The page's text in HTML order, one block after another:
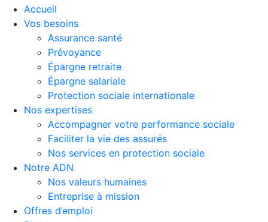
Accueil
Vos besoins
Assurance santé
Prévoyance
Épargne retraite
Épargne salariale
Protection sociale internationale
Nos expertises
Accompagner votre performance sociale
Faciliter la vie des assurés
Nos services en protection sociale
Notre ADN
Nos valeurs humaines
Entreprise à mission
Offres d’emploi